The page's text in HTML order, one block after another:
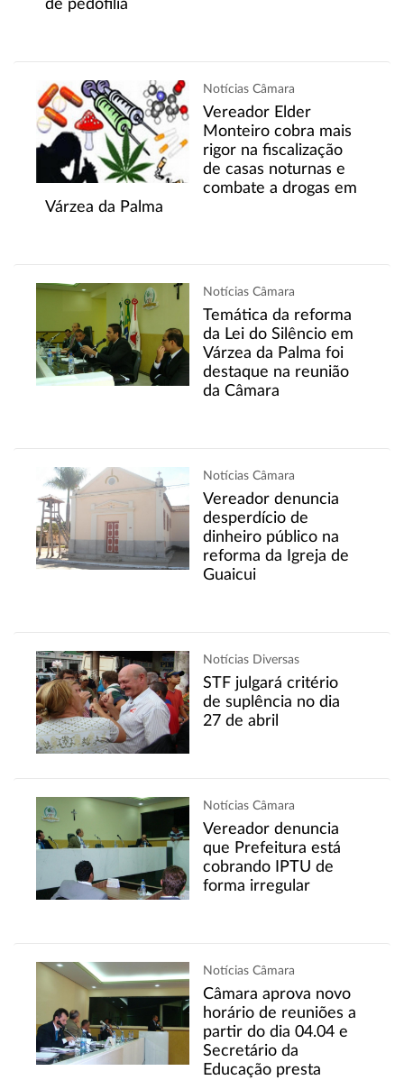
de pedofilia
Notícias Câmara
Vereador Elder
Monteiro cobra mais
rigor na fiscalização
de casas noturnas e
combate a drogas em
Várzea da Palma
Notícias Câmara
Temática da reforma
da Lei do Silêncio em
Várzea da Palma foi
destaque na reunião
da Câmara
Notícias Câmara
Vereador denuncia
desperdício de
dinheiro público na
reforma da Igreja de
Guaicui
Notícias Diversas
STF julgará critério
de suplência no dia
27 de abril
Notícias Câmara
Vereador denuncia
que Prefeitura está
cobrando IPTU de
forma irregular
Notícias Câmara
Câmara aprova novo
horário de reuniões a
partir do dia 04.04 e
Secretário da
Educação presta